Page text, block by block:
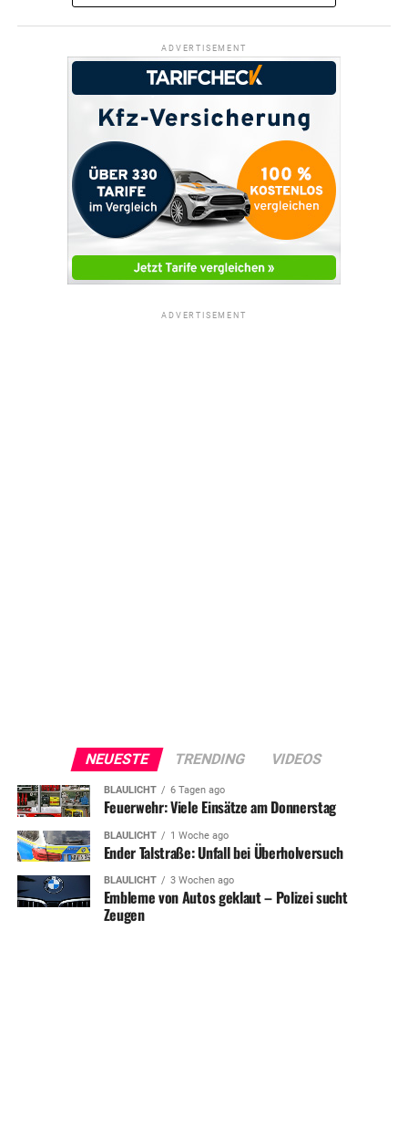
ADVERTISEMENT
ADVERTISEMENT
NEUESTE TRENDING VIDEOS
BLAULICHT 6 Tagen ago
Feuerwehr: Viele Einsätze am Donnerstag
BLAULICHT 1 Woche ago
Ender Talstraße: Unfall bei Überholversuch
BLAULICHT 3 Wochen ago
Embleme von Autos geklaut – Polizei sucht
Zeugen